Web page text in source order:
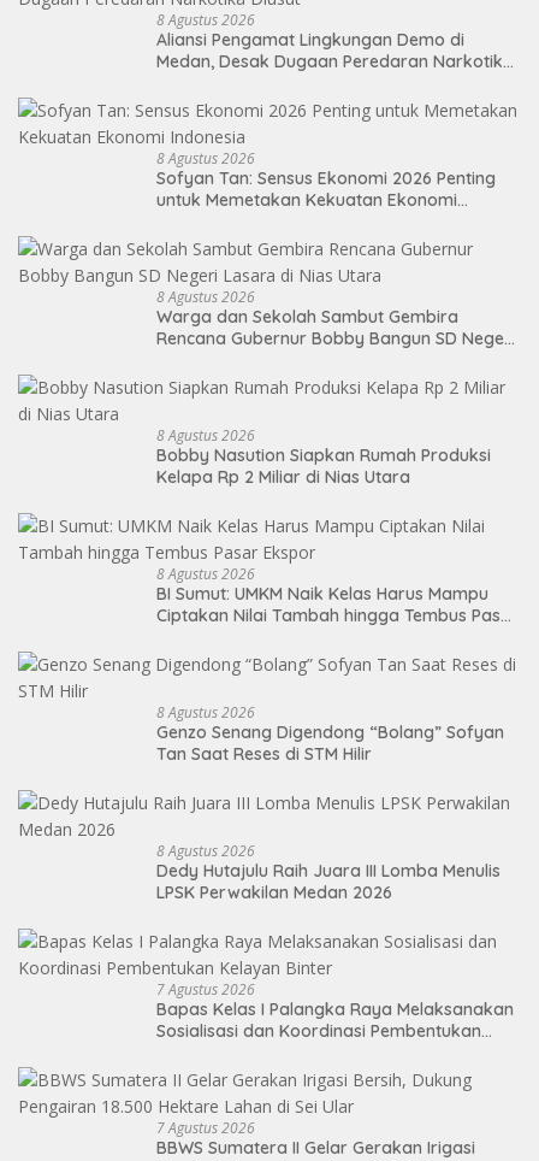
8 Agustus 2026
Aliansi Pengamat Lingkungan Demo di
Medan, Desak Dugaan Peredaran Narkotika
8 Agustus 2026
Sofyan Tan: Sensus Ekonomi 2026 Penting
untuk Memetakan Kekuatan Ekonomi
8 Agustus 2026
Warga dan Sekolah Sambut Gembira
Rencana Gubernur Bobby Bangun SD Negeri
8 Agustus 2026
Bobby Nasution Siapkan Rumah Produksi
Kelapa Rp 2 Miliar di Nias Utara
8 Agustus 2026
BI Sumut: UMKM Naik Kelas Harus Mampu
Ciptakan Nilai Tambah hingga Tembus Pasar
8 Agustus 2026
Genzo Senang Digendong “Bolang” Sofyan
Tan Saat Reses di STM Hilir
8 Agustus 2026
Dedy Hutajulu Raih Juara III Lomba Menulis
LPSK Perwakilan Medan 2026
7 Agustus 2026
Bapas Kelas I Palangka Raya Melaksanakan
Sosialisasi dan Koordinasi Pembentukan
7 Agustus 2026
BBWS Sumatera II Gelar Gerakan Irigasi